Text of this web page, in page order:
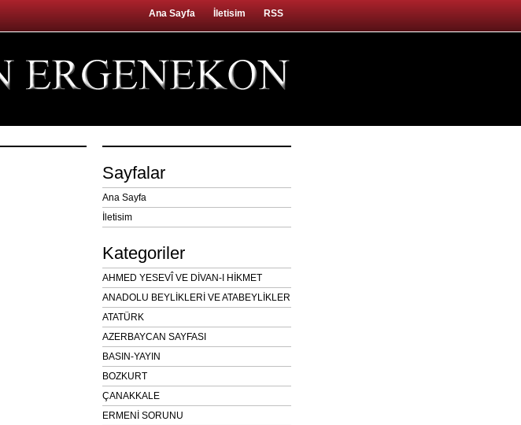
Ana Sayfa İletisim RSS
Sayfalar
Ana Sayfa
İletisim
Kategoriler
AHMED YESEVÎ VE DİVAN-I HİKMET
ANADOLU BEYLİKLERİ VE ATABEYLİKLER
ATATÜRK
AZERBAYCAN SAYFASI
BASIN-YAYIN
BOZKURT
ÇANAKKALE
ERMENİ SORUNU